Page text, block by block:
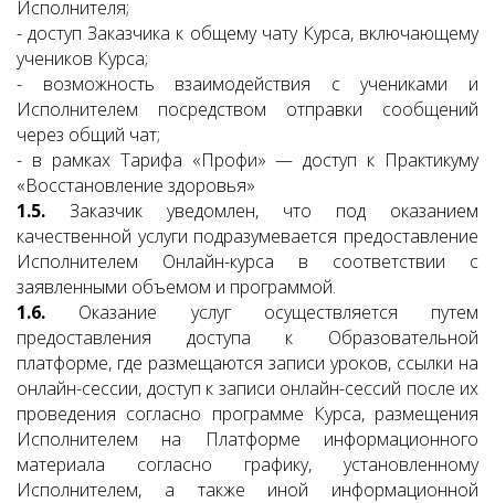
Исполнителя;
- доступ Заказчика к общему чату Курса, включающему
учеников Курса;
- возможность взаимодействия с учениками и
Исполнителем посредством отправки сообщений
через общий чат;
- в рамках Тарифа «Профи» — доступ к Практикуму
«Восстановление здоровья»
1.5. Заказчик уведомлен, что под оказанием
качественной услуги подразумевается предоставление
Исполнителем Онлайн-курса в соответствии с
заявленными объемом и программой.
1.6. Оказание услуг осуществляется путем
предоставления доступа к Образовательной
платформе, где размещаются записи уроков, ссылки на
онлайн-сессии, доступ к записи онлайн-сессий после их
проведения согласно программе Курса, размещения
Исполнителем на Платформе информационного
материала согласно графику, установленному
Исполнителем, а также иной информационной